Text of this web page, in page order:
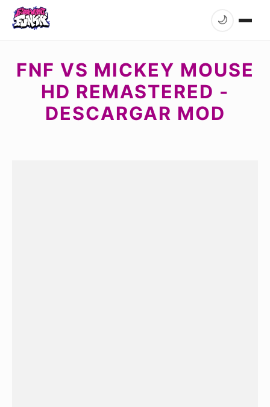
🌙
FNF VS MICKEY MOUSE
HD REMASTERED -
DESCARGAR MOD